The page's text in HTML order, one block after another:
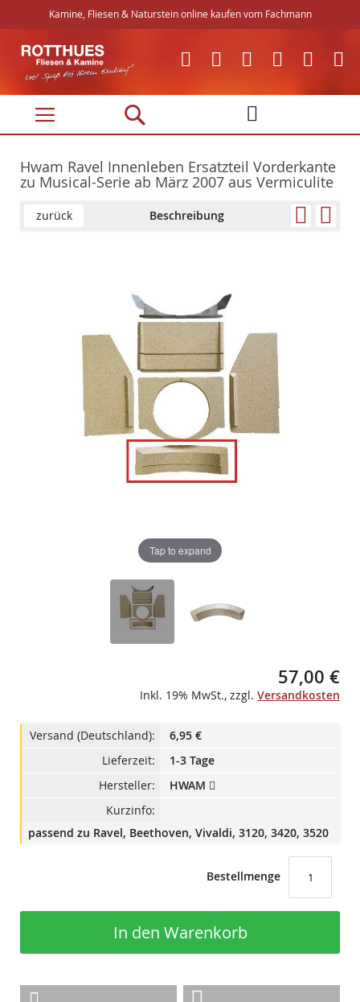
Kamine, Fliesen & Naturstein online kaufen vom Fachmann
Direkt
zum
Inhalt
Hwam Ravel Innenleben Ersatzteil Vorderkante
zu Musical-Serie ab März 2007 aus Vermiculite
zurück Beschreibung
Tap to expand
57,00 €
Inkl. 19% MwSt., zzgl. Versandkosten
Versand (Deutschland):
6,95 €
Lieferzeit:
1-3 Tage
Hersteller:
HWAM
Kurzinfo:
passend zu Ravel, Beethoven, Vivaldi, 3120, 3420, 3520
Bestellmenge
In den Warenkorb